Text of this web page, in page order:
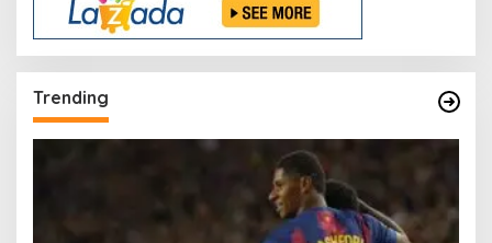
Trending